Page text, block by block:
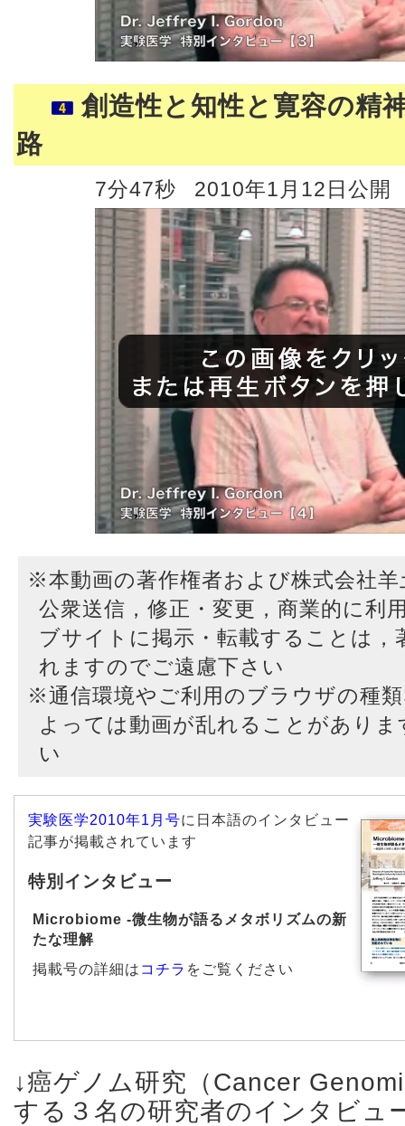
創造性と知性と寛容の精
路
7分47秒 2010年1月12日公開
※本動画の著作権者および株式会社
公衆送信，修正・変更，商業的に利
ブサイトに掲示・転載することは，
れますのでご遠慮下さい
※通信環境やご利用のブラウザの種
よっては動画が乱れることがあり
い
実験医学2010年1月号に日本語のインタビュー
記事が掲載されています
特別インタビュー
Microbiome -微生物が語るメタボリズムの新
たな理解
掲載号の詳細は コチラ をご覧ください
↓癌ゲノム研究（Cancer
する３名の研究者のインタビュ